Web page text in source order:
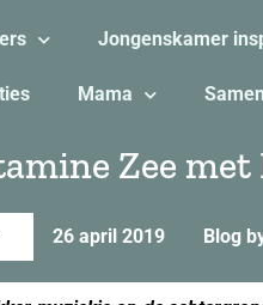
Jongenskamer
Mama
Zee met
26 april 2019 Blog